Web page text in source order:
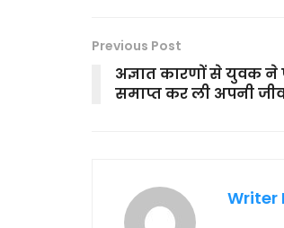
Previous Post
अज्ञात कारणों से युवक
समाप्त कर ली अपनी
Writer